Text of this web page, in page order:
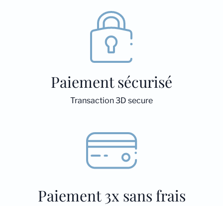
Paiement sécurisé
Transaction 3D secure
Paiement 3x sans frais